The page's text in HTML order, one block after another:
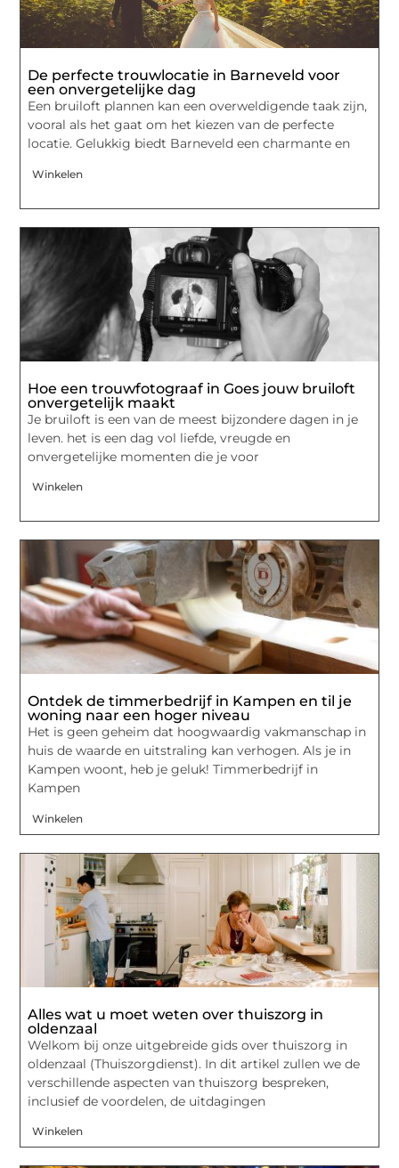
De perfecte trouwlocatie in Barneveld voor
een onvergetelijke dag
Een bruiloft plannen kan een overweldigende taak zijn,
vooral als het gaat om het kiezen van de perfecte
locatie. Gelukkig biedt Barneveld een charmante en
Winkelen
Hoe een trouwfotograaf in Goes jouw bruiloft
onvergetelijk maakt
Je bruiloft is een van de meest bijzondere dagen in je
leven. het is een dag vol liefde, vreugde en
onvergetelijke momenten die je voor
Winkelen
Ontdek de timmerbedrijf in Kampen en til je
woning naar een hoger niveau
Het is geen geheim dat hoogwaardig vakmanschap in
huis de waarde en uitstraling kan verhogen. Als je in
Kampen woont, heb je geluk! Timmerbedrijf in
Kampen
Winkelen
Alles wat u moet weten over thuiszorg in
oldenzaal
Welkom bij onze uitgebreide gids over thuiszorg in
oldenzaal (Thuiszorgdienst). In dit artikel zullen we de
verschillende aspecten van thuiszorg bespreken,
inclusief de voordelen, de uitdagingen
Winkelen